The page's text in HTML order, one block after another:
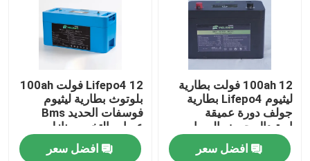
100ah 12 فولت بطارية
ليثيوم Lifepo4 بطارية
جولف دورة عميقة
استبدال حمض الرصاص
افضل سعر
Lifepo4 12 فولت 100ah
بلوتوث بطارية ليثيوم
فوسفات الحديد Bms
عربات التخييم منازل
متنقلة RV البحرية
افضل سعر